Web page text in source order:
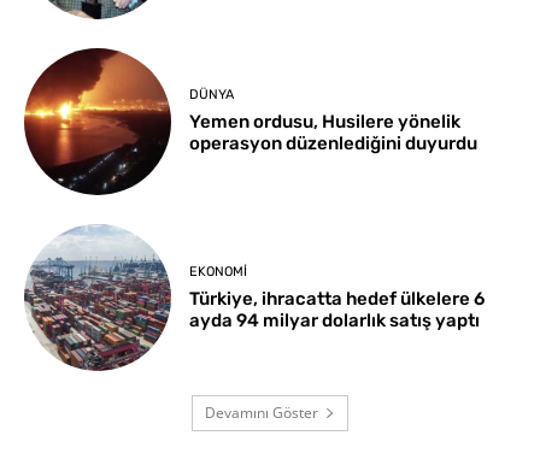
DÜNYA
Yemen ordusu, Husilere yönelik
operasyon düzenlediğini duyurdu
EKONOMI
Türkiye, ihracatta hedef ülkelere 6
ayda 94 milyar dolarlık satış yaptı
Devamını Göster